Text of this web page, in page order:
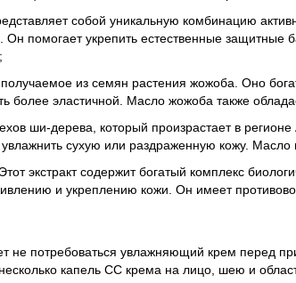
собой уникальную комбинацию
помогает укрепить естественные
из семян растения жожоба. Оно
более эластичной. Масло жожоба также
ши-дерева, который произрастает в
сухую или раздраженную кожу.
экстракт содержит богатый комплекс
и укреплению кожи. Он имеет
не потребоваться увлажняющий крем перед
капель СС крема на лицо, шею и